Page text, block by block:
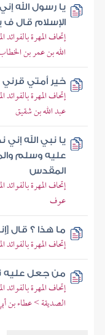
يا رسول الله
الإسلام قال ف
إتحاف المهرة
الله بن عمر بن
خير أمتي
إتحاف المهرة
عبد الله بن شقيق
يا نبي الله
عليه وسلم
المقدس
إتحاف المهرة
عوف
ما هذا ؟ قال
إتحاف المهرة
من جعل عليه
إتحاف المهرة
الصديقة > عطاء بن